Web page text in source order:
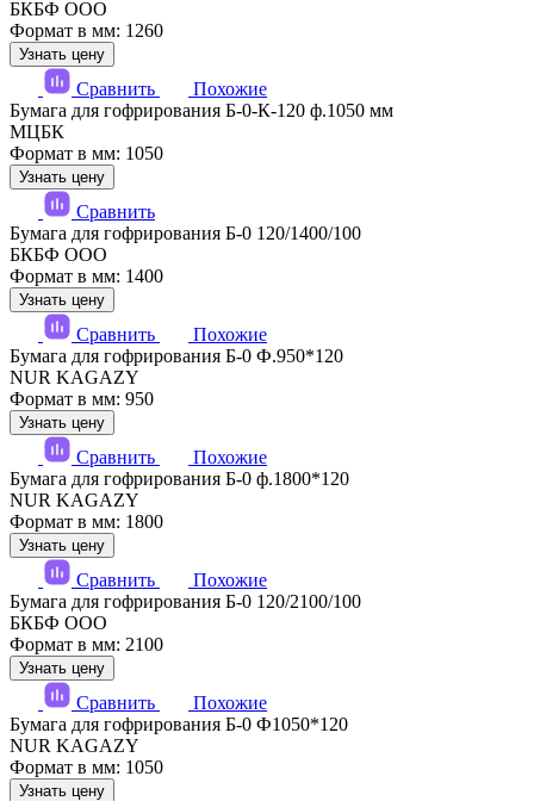
БКБФ ООО
Формат в мм: 1260
Узнать цену
Сравнить
Похожие
Бумага для гофрирования Б-0-К-120 ф.1050 мм
МЦБК
Формат в мм: 1050
Узнать цену
Сравнить
Бумага для гофрирования Б-0 120/1400/100
БКБФ ООО
Формат в мм: 1400
Узнать цену
Сравнить
Похожие
Бумага для гофрирования Б-0 Ф.950*120
NUR KAGAZY
Формат в мм: 950
Узнать цену
Сравнить
Похожие
Бумага для гофрирования Б-0 ф.1800*120
NUR KAGAZY
Формат в мм: 1800
Узнать цену
Сравнить
Похожие
Бумага для гофрирования Б-0 120/2100/100
БКБФ ООО
Формат в мм: 2100
Узнать цену
Сравнить
Похожие
Бумага для гофрирования Б-0 Ф1050*120
NUR KAGAZY
Формат в мм: 1050
Узнать цену